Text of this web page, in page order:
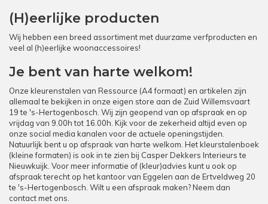
(H)eerlijke producten
Wij hebben een breed assortiment met duurzame verfproducten en
veel al (h)eerlijke woonaccessoires!
Je bent van harte welkom!
Onze kleurenstalen van Ressource (A4 formaat) en artikelen zijn
allemaal te bekijken in onze eigen store aan de Zuid Willemsvaart
19 te 's-Hertogenbosch. Wij zijn geopend van op afspraak en op
vrijdag van 9.00h tot 16.00h. Kijk voor de zekerheid altijd even op
onze social media kanalen voor de actuele openingstijden.
Natuurlijk bent u op afspraak van harte welkom. Het kleurstalenboek
(kleine formaten) is ook in te zien bij Casper Dekkers Interieurs te
Nieuwkuijk. Voor meer informatie of (kleur)advies kunt u ook op
afspraak terecht op het kantoor van Eggelen aan de Ertveldweg 20
te 's-Hertogenbosch. Wilt u een afspraak maken? Neem dan
contact met ons.